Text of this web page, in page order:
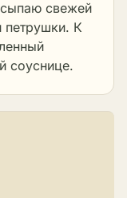
свежей
петрушки. К
соуснице.